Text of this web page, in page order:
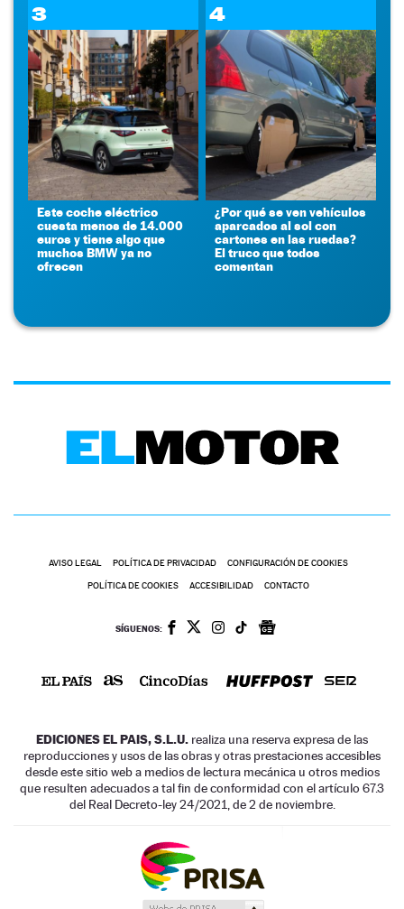
3
Este coche eléctrico
cuesta menos de 14.000
euros y tiene algo que
muchos BMW ya no
ofrecen
4
¿Por qué se ven vehículos
aparcados al sol con
cartones en las ruedas?
El truco que todos
comentan
AVISO LEGAL POLÍTICA DE PRIVACIDAD CONFIGURACIÓN DE COOKIES
POLÍTICA DE COOKIES ACCESIBILIDAD CONTACTO
SÍGUENOS:
EDICIONES EL PAIS, S.L.U. realiza una reserva expresa de las
reproducciones y usos de las obras y otras prestaciones accesibles
desde este sitio web a medios de lectura mecánica u otros medios
que resulten adecuados a tal fin de conformidad con el artículo 67.3
del Real Decreto-ley 24/2021, de 2 de noviembre.